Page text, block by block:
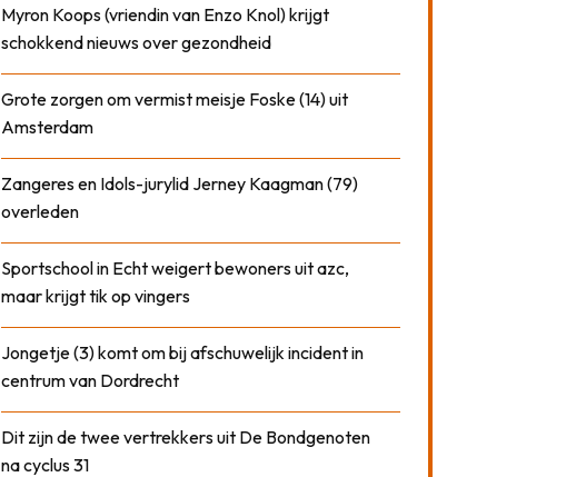
Myron Koops (vriendin van Enzo Knol) krijgt
schokkend nieuws over gezondheid
Grote zorgen om vermist meisje Foske (14) uit
Amsterdam
Zangeres en Idols-jurylid Jerney Kaagman (79)
overleden
Sportschool in Echt weigert bewoners uit azc,
maar krijgt tik op vingers
Jongetje (3) komt om bij afschuwelijk incident in
centrum van Dordrecht
Dit zijn de twee vertrekkers uit De Bondgenoten
na cyclus 31